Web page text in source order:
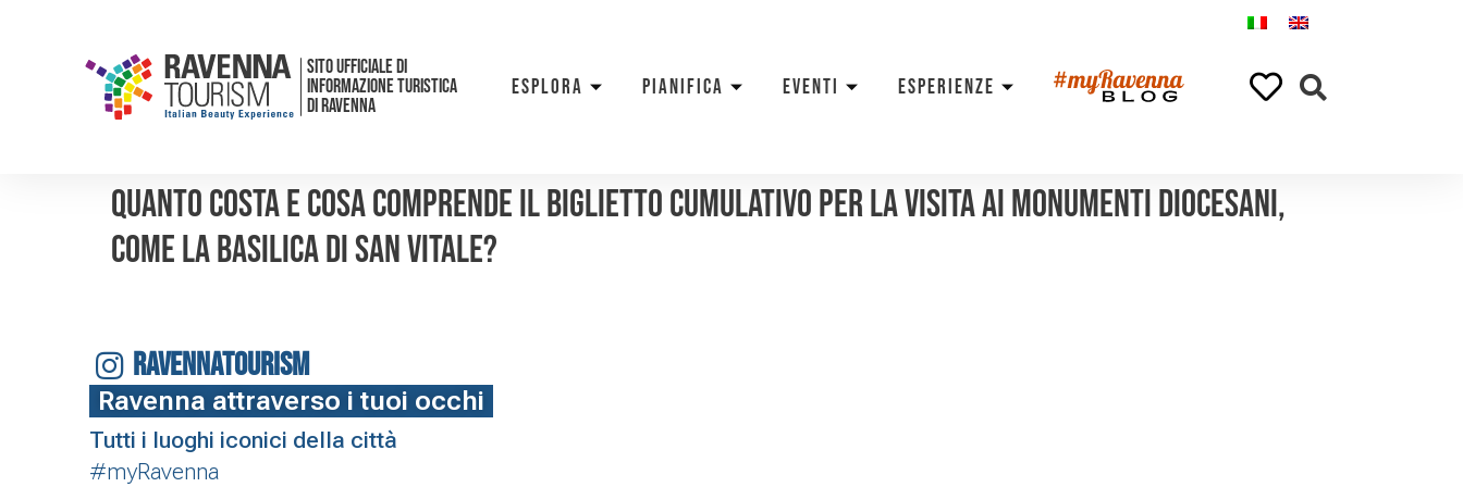
SITO UFFICIALE DI
INFORMAZIONE TURISTICA
DI RAVENNA
ESPLORA PIANIFICA EVENTI ESPERIENZE
Quanto costa e cosa comprende il biglietto cumulativo per la visita ai monumenti diocesani,
come la Basilica di San Vitale?
RAVENNATOURISM
Ravenna attraverso i tuoi occhi
Tutti i luoghi iconici della città
#myRavenna